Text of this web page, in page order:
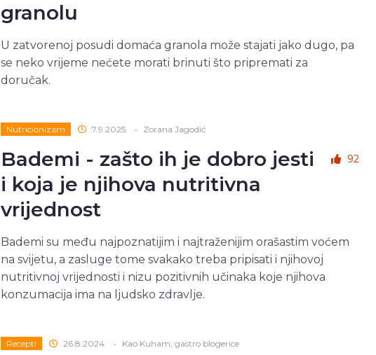
granolu
U zatvorenoj posudi domaća granola može stajati jako dugo, pa
se neko vrijeme nećete morati brinuti što pripremati za
doručak.
Nutricionizam 7.9.2025. • Zorana Jagodić
Bademi - zašto ih je dobro jesti
i koja je njihova nutritivna
vrijednost
92
Bademi su među najpoznatijim i najtraženijim orašastim voćem
na svijetu, a zasluge tome svakako treba pripisati i njihovoj
nutritivnoj vrijednosti i nizu pozitivnih učinaka koje njihova
konzumacija ima na ljudsko zdravlje.
Recepti 26.8.2024. • Kao Kuham, gastro blogerice